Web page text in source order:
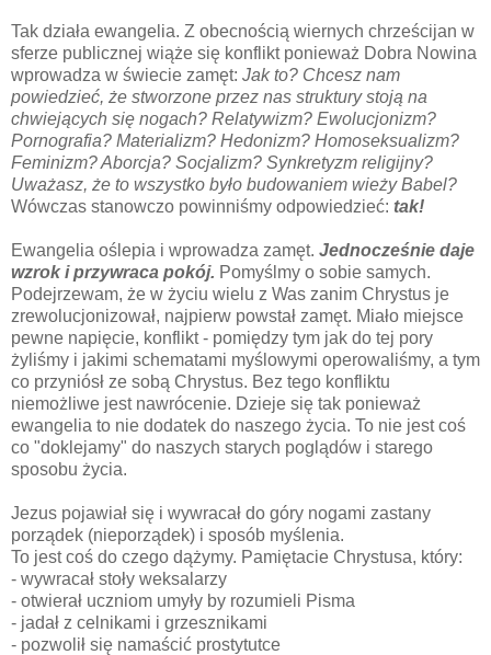
Tak działa ewangelia. Z obecnością wiernych chrześcijan w
sferze publicznej wiąże się konflikt ponieważ Dobra Nowina
wprowadza w świecie zamęt: Jak to? Chcesz nam
powiedzieć, że stworzone przez nas struktury stoją na
chwiejących się nogach? Relatywizm? Ewolucjonizm?
Pornografia? Materializm? Hedonizm? Homoseksualizm?
Feminizm? Aborcja? Socjalizm? Synkretyzm religijny?
Uważasz, że to wszystko było budowaniem wieży Babel?
Wówczas stanowczo powinniśmy odpowiedzieć: tak!
Ewangelia oślepia i wprowadza zamęt. Jednocześnie daje
wzrok i przywraca pokój. Pomyślmy o sobie samych.
Podejrzewam, że w życiu wielu z Was zanim Chrystus je
zrewolucjonizował, najpierw powstał zamęt. Miało miejsce
pewne napięcie, konflikt - pomiędzy tym jak do tej pory
żyliśmy i jakimi schematami myślowymi operowaliśmy, a tym
co przyniósł ze sobą Chrystus. Bez tego konfliktu
niemożliwe jest nawrócenie. Dzieje się tak ponieważ
ewangelia to nie dodatek do naszego życia. To nie jest coś
co "doklejamy" do naszych starych poglądów i starego
sposobu życia.
Jezus pojawiał się i wywracał do góry nogami zastany
porządek (nieporządek) i sposób myślenia.
To jest coś do czego dążymy. Pamiętacie Chrystusa, który:
- wywracał stoły weksalarzy
- otwierał uczniom umyły by rozumieli Pisma
- jadał z celnikami i grzesznikami
- pozwolił się namaścić prostytutce